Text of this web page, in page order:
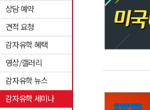
상담 예약
견적 요청
감자유학 혜택
영상/갤러리
감자유학 뉴스
감자유학 세미나